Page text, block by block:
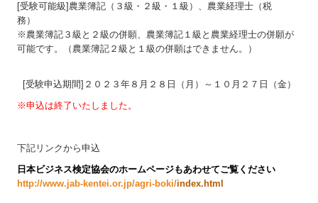
[受験可能級]農業簿記（３級・２級・１級）、農業経理士（税
務）
※農業簿記３級と２級の併願、農業簿記１級と農業経理士の併願が
可能です。（農業簿記２級と１級の併願はできません。）
[受験申込期間]２０２３年８月２８日（月）～１０月２７日（金）
※申込は終了いたしました。
下記リンクから申込
日本ビジネス検定協会のホームページもあわせてご覧ください
http://www.jab-kentei.or.jp/agri-boki/index.html